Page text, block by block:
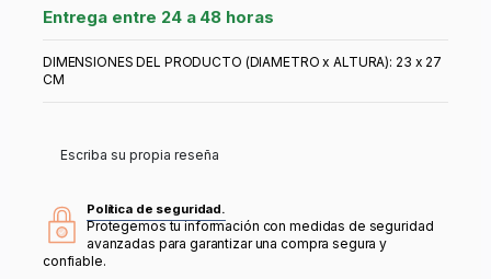
Entrega entre 24 a 48 horas
DIMENSIONES DEL PRODUCTO (DIAMETRO x ALTURA): 23 x 27
CM
Escriba su propia reseña
Política de seguridad.
Protegemos tu información con medidas de seguridad
avanzadas para garantizar una compra segura y
confiable.